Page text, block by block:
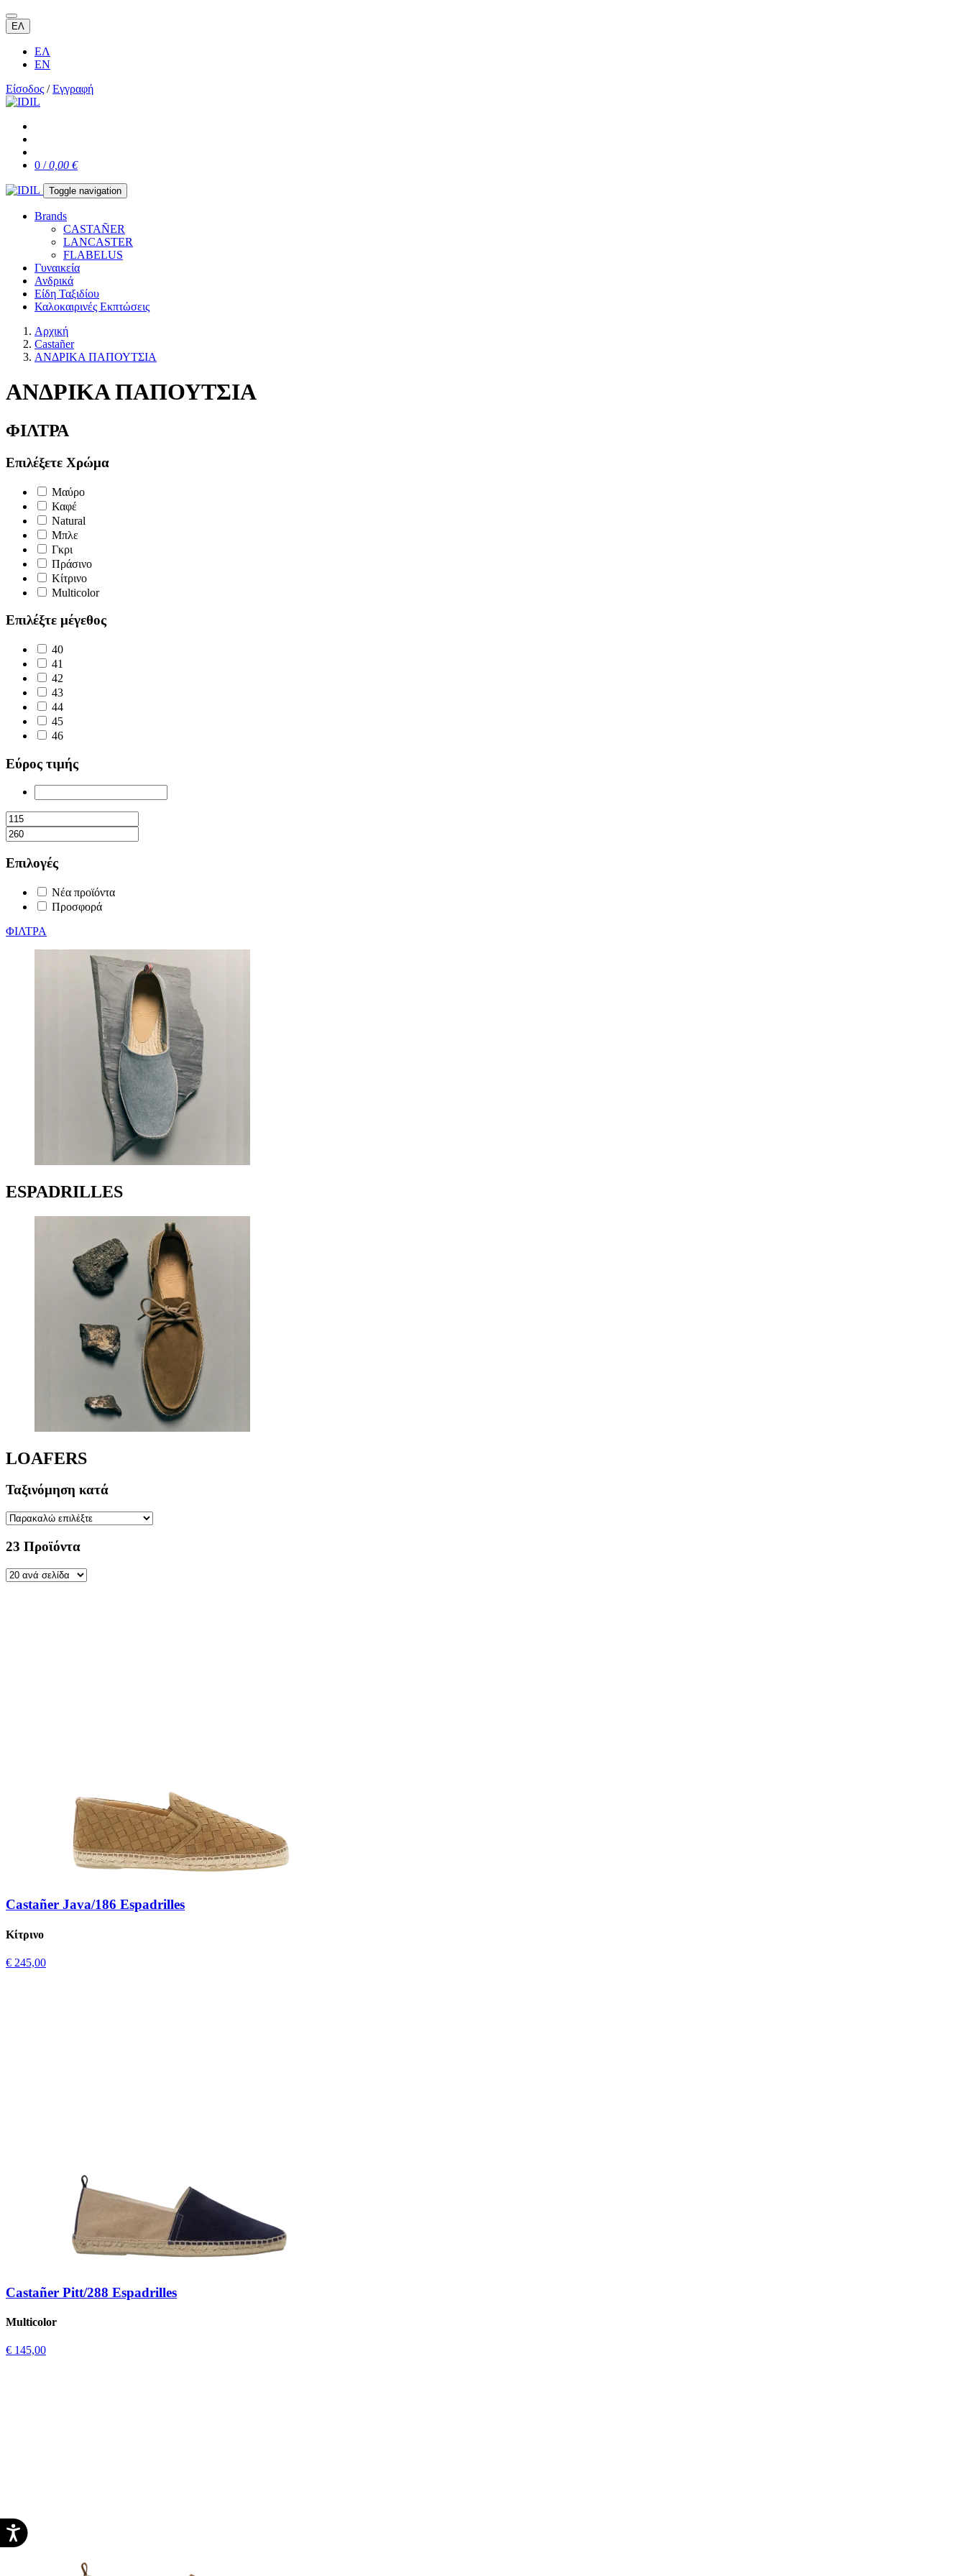
ΕΛ
ΕΛ
EN
Είσοδος /Εγγραφή
0 /0,00 €
Toggle navigation
Brands
CASTAÑER
LANCASTER
FLABELUS
Γυναικεία
Ανδρικά
Είδη Ταξιδίου
Καλοκαιρινές Εκπτώσεις
Αρχική
Castañer
ΑΝΔΡΙΚΑ ΠΑΠΟΥΤΣΙΑ
ΑΝΔΡΙΚΑ ΠΑΠΟΥΤΣΙΑ
ΦΙΛΤΡΑ
Επιλέξετε Χρώμα
Μαύρο
Καφέ
Natural
Μπλε
Γκρι
Πράσινο
Κίτρινο
Multicolor
Επιλέξτε μέγεθος
40
41
42
43
44
45
46
Εύρος τιμής
Επιλογές
Νέα προϊόντα
Προσφορά
ΦΙΛΤΡΑ
ESPADRILLES
LOAFERS
Ταξινόμηση κατά
23 Προϊόντα
Castañer Java/186 Espadrilles
Κίτρινο
€ 245,00
Castañer Pitt/288 Espadrilles
Multicolor
€ 145,00